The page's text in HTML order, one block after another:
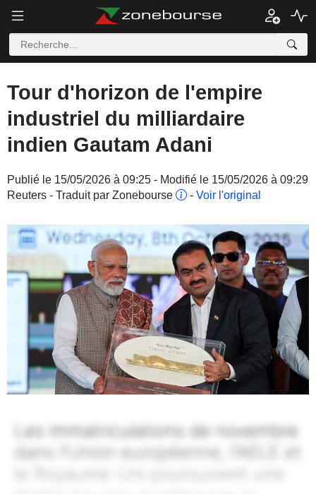
Tour d'horizon de l'empire
industriel du milliardaire
indien Gautam Adani
Publié le 15/05/2026 à 09:25 - Modifié le 15/05/2026 à 09:29
Reuters - Traduit par Zonebourse
- Voir l'original